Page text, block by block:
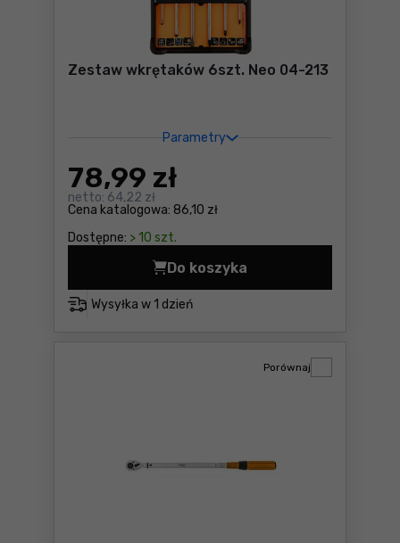
Zestaw wkrętaków 6szt. Neo 04-213
Parametry
Cena katalogowa: 86,10 zł
78,99 zł
netto: 64,22 zł
Dostępne: > 10 szt.
Wysyłka w 1 dzień
Do koszyka
Zestaw wkrętaków 6szt.
Porównaj